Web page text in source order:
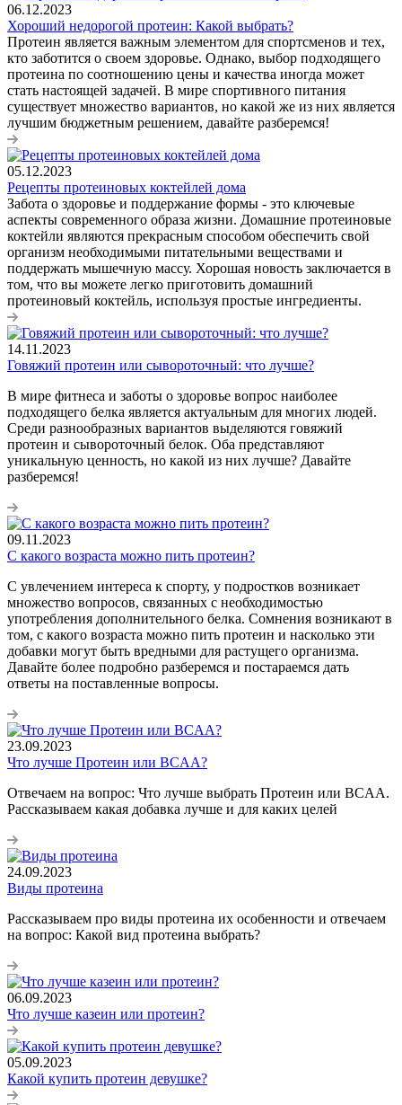
06.12.2023
Хороший недорогой протеин: Какой выбрать?
Протеин является важным элементом для спортсменов и тех,
кто заботится о своем здоровье. Однако, выбор подходящего
протеина по соотношению цены и качества иногда может
стать настоящей задачей. В мире спортивного питания
существует множество вариантов, но какой же из них является
лучшим бюджетным решением, давайте разберемся!
05.12.2023
Рецепты протеиновых коктейлей дома
Забота о здоровье и поддержание формы - это ключевые
аспекты современного образа жизни. Домашние протеиновые
коктейли являются прекрасным способом обеспечить свой
организм необходимыми питательными веществами и
поддержать мышечную массу. Хорошая новость заключается в
том, что вы можете легко приготовить домашний
протеиновый коктейль, используя простые ингредиенты.
14.11.2023
Говяжий протеин или сывороточный: что лучше?
В мире фитнеса и заботы о здоровье вопрос наиболее
подходящего белка является актуальным для многих людей.
Среди разнообразных вариантов выделяются говяжий
протеин и сывороточный белок. Оба представляют
уникальную ценность, но какой из них лучше? Давайте
разберемся!
09.11.2023
С какого возраста можно пить протеин?
С увлечением интереса к спорту, у подростков возникает
множество вопросов, связанных с необходимостью
употребления дополнительного белка. Сомнения возникают в
том, с какого возраста можно пить протеин и насколько эти
добавки могут быть вредными для растущего организма.
Давайте более подробно разберемся и постараемся дать
ответы на поставленные вопросы.
23.09.2023
Что лучше Протеин или BCAA?
Отвечаем на вопрос: Что лучше выбрать Протеин или BCAA.
Рассказываем какая добавка лучше и для каких целей
24.09.2023
Виды протеина
Рассказываем про виды протеина их особенности и отвечаем
на вопрос: Какой вид протеина выбрать?
06.09.2023
Что лучше казеин или протеин?
05.09.2023
Какой купить протеин девушке?